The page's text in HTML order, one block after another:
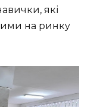
які
на ринку